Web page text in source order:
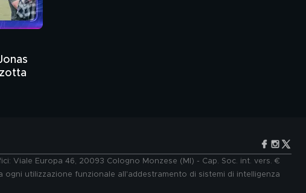
Viale Europa 46, 20093 Cologno Monzese (MI) - Cap. Soc. int. vers. €
utilizzazione funzionale all'addestramento di sistemi di intelligenza